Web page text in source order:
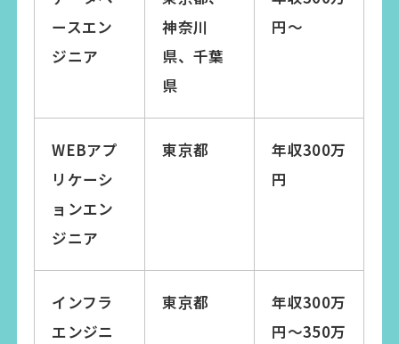
ースエン
ジニア
神奈川
県、千葉
県
円〜
WEBアプ
リケーシ
ョンエン
ジニア
東京都
年収300万
円
インフラ
エンジニ
東京都
年収300万
円〜350万